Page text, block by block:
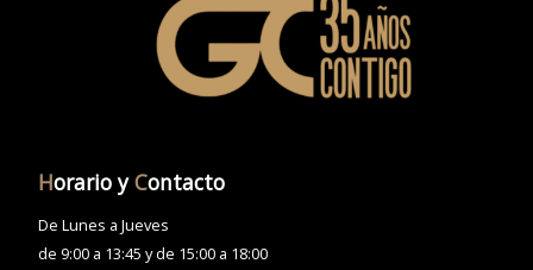
Horario yContacto
De Lunes a Jueves
de 9:00 a 13:45 y de 15:00 a 18:00